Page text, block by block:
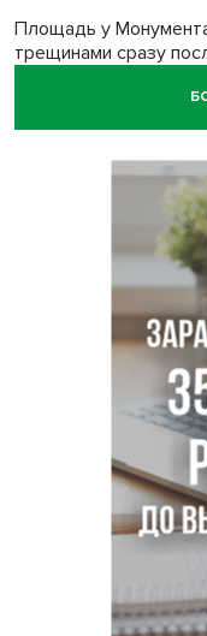
Площадь у
трещинами сразу
Африканский врач
Покрытие рулежных
Толмачево по
В Новосибирске
энтеровирусной
В Новосибирске